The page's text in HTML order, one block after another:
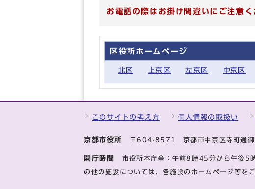
お電話の際はお掛け間違いにご注意く
区役所ホームページ
北区 上京区 左京区 中京区
このサイトの考え方 個人情報の取扱い
京都市役所 〒604-8571 京都市中京区寺町通
開庁時間 市役所本庁舎：午前8時45分から午後
の他の施設については、各施設のホームページ等をご